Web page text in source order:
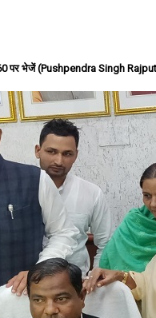
पर भेजें (Pushpendra Singh